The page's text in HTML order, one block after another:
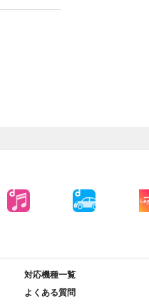
対応機種一覧
よくある質問